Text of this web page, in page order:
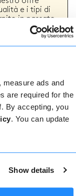
measure ads and
are required for the
By accepting, you
. You can update
Show details
e i tipi di
in passato.
sempre a
subito online
bisogno di